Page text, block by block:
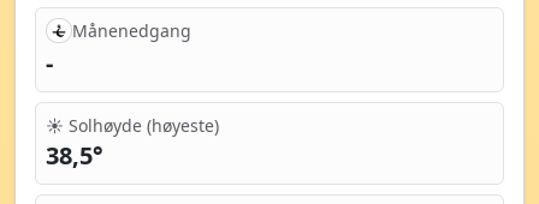
Månenedgang
-
☀️ Solhøyde (høyeste)
38,5°